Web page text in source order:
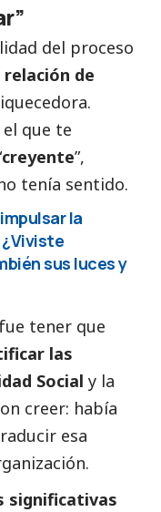
del proceso
relación de
que te
creyente”,
tenía sentido.
la
sus luces y
tener que
las
Social y la
creer: había
esa
significativas